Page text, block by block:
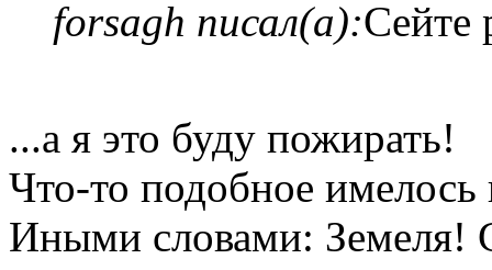
forsagh писал(а):Сейте
...а я это буду пожирать!
Что-то подобное имелось
Иными словами: Земеля!